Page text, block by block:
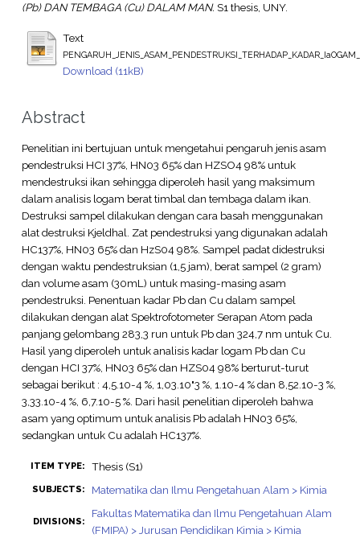
(Pb) DAN TEMBAGA (Cu) DALAM MAN. S1 thesis, UNY.
Text
Download (11kB)
Abstract
Penelitian ini bertujuan untuk mengetahui pengaruh jenis asam
pendestruksi HCI 37%, HN03 65% dan HZSO4 98% untuk
mendestruksi ikan sehingga diperoleh hasil yang maksimum
dalam analisis logam berat timbal dan tembaga dalam ikan.
Destruksi sampel dilakukan dengan cara basah menggunakan
alat destruksi Kjeldhal. Zat pendestruksi yang digunakan adalah
HC137%, HN03 65% dan HzS04 98%. Sampel padat didestruksi
dengan waktu pendestruksian (1,5 jam), berat sampel (2 gram)
dan volume asam (30mL) untuk masing-masing asam
pendestruksi. Penentuan kadar Pb dan Cu dalam sampel
dilakukan dengan alat Spektrofotometer Serapan Atom pada
panjang gelombang 283,3 run untuk Pb dan 324,7 nm untuk Cu.
Hasil yang diperoleh untuk analisis kadar logam Pb dan Cu
dengan HCI 37%, HN03 65% dan HZS04 98% berturut-turut
sebagai berikut : 4,5.10-4 %, 1,03.10"3 %, 1.10-4 % dan 8,52.10-3 %,
3,33.10-4 %, 6,7.10-5 %. Dari hasil penelitian diperoleh bahwa
asam yang optimum untuk analisis Pb adalah HN03 65%,
sedangkan untuk Cu adalah HC137%.
ITEM TYPE: Thesis (S1)
SUBJECTS: Matematika dan Ilmu Pengetahuan Alam > Kimia
DIVISIONS:
Fakultas Matematika dan Ilmu Pengetahuan Alam
(FMIPA) > Jurusan Pendidikan Kimia > Kimia